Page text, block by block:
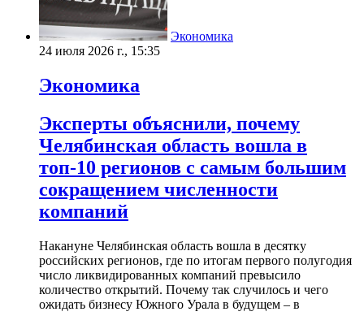
Экономика
24 июля 2026 г., 15:35
Экономика
Эксперты объяснили, почему
Челябинская область вошла в
топ-10 регионов с самым большим
сокращением численности
компаний
Накануне Челябинская область вошла в десятку
российских регионов, где по итогам первого полугодия
число ликвидированных компаний превысило
количество открытий. Почему так случилось и чего
ожидать бизнесу Южного Урала в будущем – в